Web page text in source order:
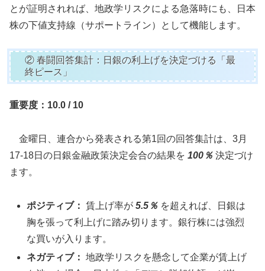
とが証明されれば、地政学リスクによる急落時にも、日本
株の下値支持線（サポートライン）として機能します。
② 春闘回答集計：日銀の利上げを決定づける「最
終ピース」
重要度：10.0 / 10
金曜日、連合から発表される第1回の回答集計は、3月
17-18日の日銀金融政策決定会合の結果を 100％ 決定づけ
ます。
ポジティブ： 賃上げ率が5.5％ を超えれば、日銀は
胸を張って利上げに踏み切ります。銀行株には強烈
な買いが入ります。
ネガティブ： 地政学リスクを懸念して企業が賃上げ